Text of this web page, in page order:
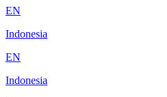
EN
Indonesia
EN
Indonesia